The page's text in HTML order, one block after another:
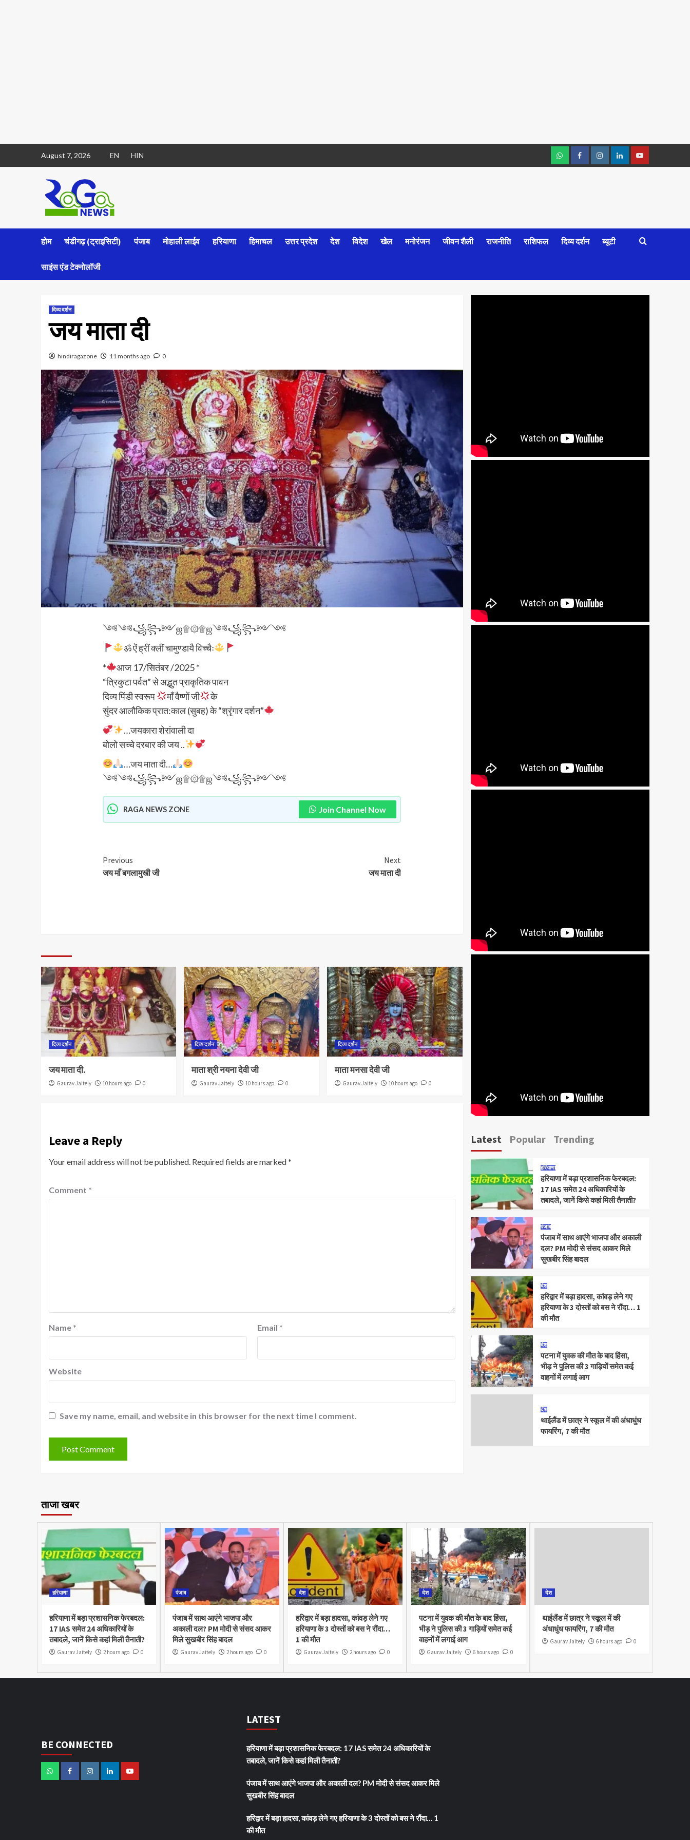
August 7, 2026 EN HIN
होम चंडीगढ़ (ट्राइसिटी) पंजाब मोहाली लाईव हरियाणा हिमाचल उत्तर प्रदेश देश विदेश खेल मनोरंजन जीवन शैली राजनीति राशिफल दिव्य दर्शन ब्यूटी
साइंस एंड टेक्नोलॉजी
दिव्य दर्शन
जय माता दी
hindiragazone 11 months ago 0
༺༺꧁꧂༻ஜ۩۞۩ஜ༺꧁꧂༻༺
ॐ ऐं ह्रीं क्लीं चामुण्डायै विच्चैः
*
आज 17/सितंबर /2025 *
“त्रिकुटा पर्वत” से अद्भुत प्राकृतिक पावन
दिव्य पिंडी स्वरूप
माँ वैष्णों जी
के
सुंदर आलौकिक प्रात:काल (सुबह) के “श्रृंगार दर्शन”
…जयकारा शेरांवाली दा
बोलो सच्चे दरबार की जय ..
…जय माता दी…
༺༺꧁꧂༻ஜ۩۞۩ஜ༺꧁꧂༻༺
RAGA NEWS ZONE Join Channel Now
Previous
जय माँ बगलामुखी जी
Next
जय माता दी
दिव्य दर्शन
जय माता दी.
Gaurav Jaitely 10 hours ago 0
दिव्य दर्शन
माता श्री नयना देवी जी
Gaurav Jaitely 10 hours ago 0
दिव्य दर्शन
माता मनसा देवी जी
Gaurav Jaitely 10 hours ago 0
Leave a Reply
Your email address will not be published. Required fields are marked*
Comment *
Name * Email *
Website
Save my name, email, and website in this browser for the next time I comment.
Latest Popular Trending
हरियाणा
हरियाणा में बड़ा प्रशासनिक फेरबदल:
17 IAS समेत 24 अधिकारियों के
तबादले, जानें किसे कहां मिली तैनाती?
पंजाब
पंजाब में साथ आएंगे भाजपा और अकाली
दल? PM मोदी से संसद आकर मिले
सुखबीर सिंह बादल
देश
हरिद्वार में बड़ा हादसा, कांवड़ लेने गए
हरियाणा के 3 दोस्तों को बस ने रौंदा… 1
की मौत
देश
पटना में युवक की मौत के बाद हिंसा,
भीड़ ने पुलिस की 3 गाड़ियों समेत कई
वाहनों में लगाई आग
देश
थाईलैंड में छात्र ने स्कूल में की अंधाधुंध
फायरिंग, 7 की मौत
ताजा खबर
हरियाणा
हरियाणा में बड़ा प्रशासनिक फेरबदल:
17 IAS समेत 24 अधिकारियों के
तबादले, जानें किसे कहां मिली तैनाती?
Gaurav Jaitely 2 hours ago 0
पंजाब
पंजाब में साथ आएंगे भाजपा और
अकाली दल? PM मोदी से संसद आकर
मिले सुखबीर सिंह बादल
Gaurav Jaitely 2 hours ago 0
देश
हरिद्वार में बड़ा हादसा, कांवड़ लेने गए
हरियाणा के 3 दोस्तों को बस ने रौंदा…
1 की मौत
Gaurav Jaitely 2 hours ago 0
देश
पटना में युवक की मौत के बाद हिंसा,
भीड़ ने पुलिस की 3 गाड़ियों समेत कई
वाहनों में लगाई आग
Gaurav Jaitely 6 hours ago 0
देश
थाईलैंड में छात्र ने स्कूल में की
अंधाधुंध फायरिंग, 7 की मौत
Gaurav Jaitely 6 hours ago 0
BE CONNECTED
LATEST
हरियाणा में बड़ा प्रशासनिक फेरबदल: 17 IAS समेत 24 अधिकारियों के
तबादले, जानें किसे कहां मिली तैनाती?
पंजाब में साथ आएंगे भाजपा और अकाली दल? PM मोदी से संसद आकर मिले
सुखबीर सिंह बादल
हरिद्वार में बड़ा हादसा, कांवड़ लेने गए हरियाणा के 3 दोस्तों को बस ने रौंदा… 1
की मौत